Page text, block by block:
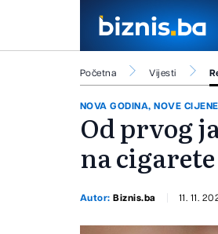
Početna Vijesti
NOVA GODINA, NOVE CIJENE
Od prvog
na cigarete
Autor:Biznis.ba 11. 11.